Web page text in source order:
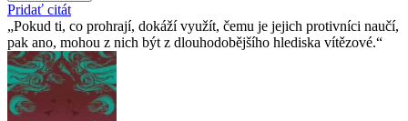
Pridať citát
Pokud ti, co prohrají, dokáží využít, čemu je jejich protivníci naučí,
pak ano, mohou z nich být z dlouhodobějšího hlediska vítězové.